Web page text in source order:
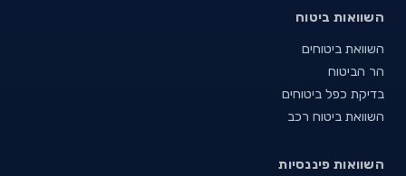
השוואות ביטוח
השוואת ביטוחים
הר הביטוח
בדיקת כפל ביטוחים
השוואת ביטוח רכב
השוואות פיננסיות